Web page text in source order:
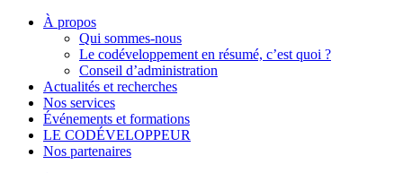
À propos
Qui sommes-nous
Le codéveloppement en résumé, c’est quoi ?
Conseil d’administration
Actualités et recherches
Nos services
Événements et formations
LE CODÉVELOPPEUR
Nos partenaires